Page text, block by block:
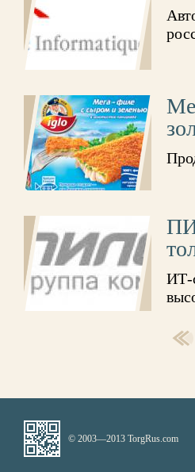
ИТ-
© 2003—2013 TorgRus.com